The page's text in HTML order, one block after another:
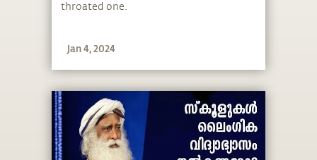
throated one.
Jan 4, 2024